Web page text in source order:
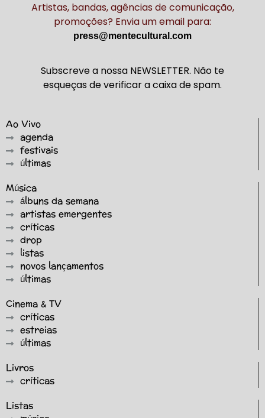
Artistas, bandas, agências de comunicação,
promoções? Envia um email para:
press@mentecultural.com
Subscreve a nossa NEWSLETTER. Não te
esqueças de verificar a caixa de spam.
Ao Vivo
agenda
festivais
últimas
Música
álbuns da semana
artistas emergentes
críticas
drop
listas
novos lançamentos
últimas
Cinema & TV
críticas
estreias
últimas
Livros
críticas
Listas